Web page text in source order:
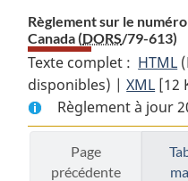
Règlement sur le
Canada (DORS/79-613)
Texte complet : HTML
:
disponibles) |XML
:
sur
[12
Règlement à jour
Page
précédente